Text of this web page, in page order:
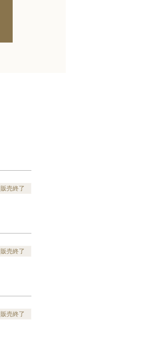
販売終了
販売終了
販売終了